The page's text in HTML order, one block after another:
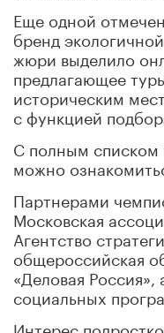
Еще одной
бренд
жюри выделило
предлагающее
историческим
с функцией
С полным списком
можно
Партнерами
Московская
Агентство
общероссийская
«Деловая
социальных
Интерес